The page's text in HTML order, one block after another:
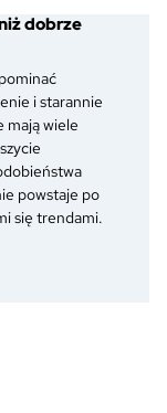
dobrze
i starannie
mają wiele
powstaje po
się trendami.